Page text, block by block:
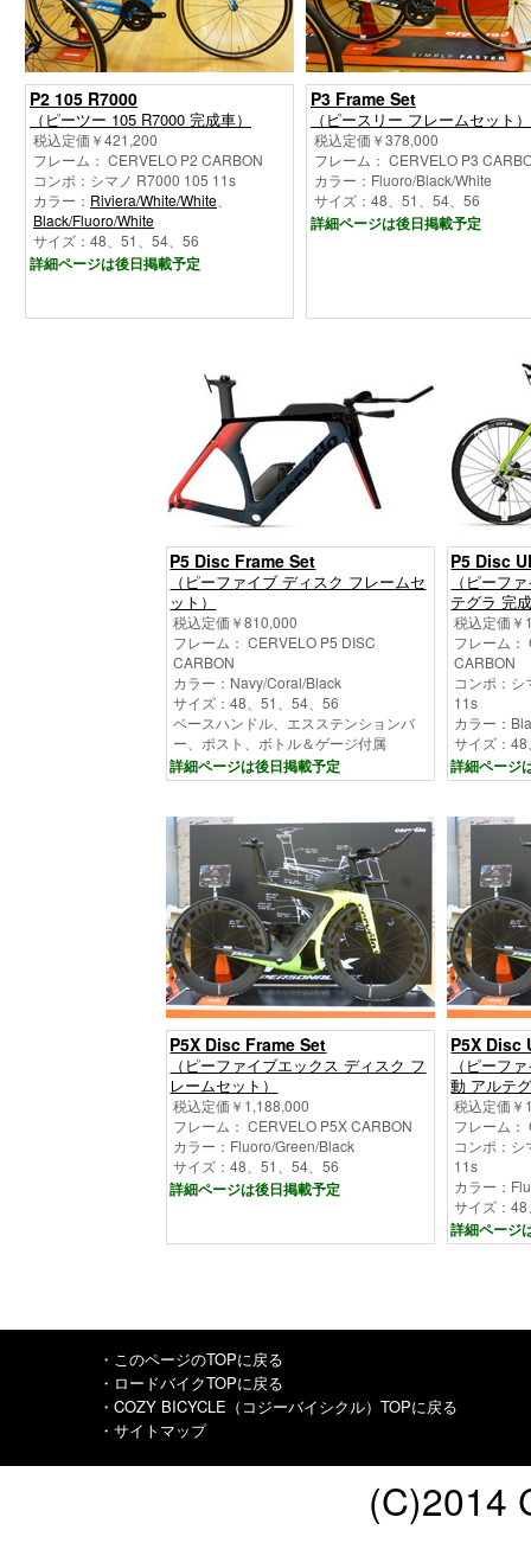
P2 105 R7000
（ピーツー 105 R7000 完成車）
税込定価￥421,200
フレーム： CERVELO P2 CARBON
コンポ：シマノ R7000 105 11s
カラー： Riviera/White/White
Black/Fluoro/White
サイズ：48、51、54、56
詳細ページは後日掲載予定
P3 Frame Set
（ピースリー フレームセット）
税込定価￥378,000
フレーム： CERVELO P3
カラー：Fluoro/Black/White
サイズ：48、51、54、56
詳細ページは後日掲載予定
P5 Disc Frame Set
（ピーファイブ ディスク フレームセ
ット）
税込定価￥810,000
フレーム： CERVELO P5 DISC
CARBON
カラー：Navy/Coral/Black
サイズ：48、51、54、56
ベースハンドル、エスステンションバ
ー、ポスト、ボトル＆ゲージ付属
詳細ページは後日掲載予定
P5 Disc
（ピーフ
テグラ 完
税込定価
フレーム：
CARBON
コンポ：
11s
カラー：
サイズ：
詳細ページ
P5X Disc Frame Set
（ピーファイブエックス ディスク フ
レームセット）
税込定価￥1,188,000
フレーム： CERVELO P5X CARBON
カラー：Fluoro/Green/Black
サイズ：48、51、54、56
詳細ページは後日掲載予定
P5X Disc
（ピーフ
動 アルテ
税込定価
フレーム：
コンポ：
11s
カラー：
サイズ：
詳細ページ
・このページのTOPに戻る
・ロードバイクTOPに戻る
・COZY BICYCLE（コジーバイシクル）TOPに戻る
・サイトマップ
(C)2014